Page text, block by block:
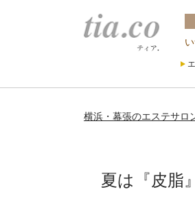
横浜・幕張のエステサロ
夏は『皮脂